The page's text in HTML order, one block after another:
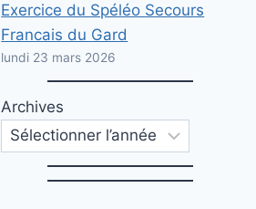
Exercice du Spéléo Secours
Francais du Gard
lundi 23 mars 2026
Archives